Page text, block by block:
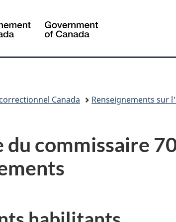
Canada
Canada Renseignements sur
commissaire